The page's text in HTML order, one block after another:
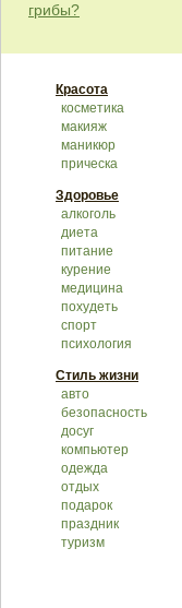
грибы?
Красота
косметика
макияж
маникюр
прическа
Здоровье
алкоголь
диета
питание
курение
медицина
похудеть
спорт
психология
Стиль жизни
авто
безопасность
досуг
компьютер
одежда
отдых
подарок
праздник
туризм